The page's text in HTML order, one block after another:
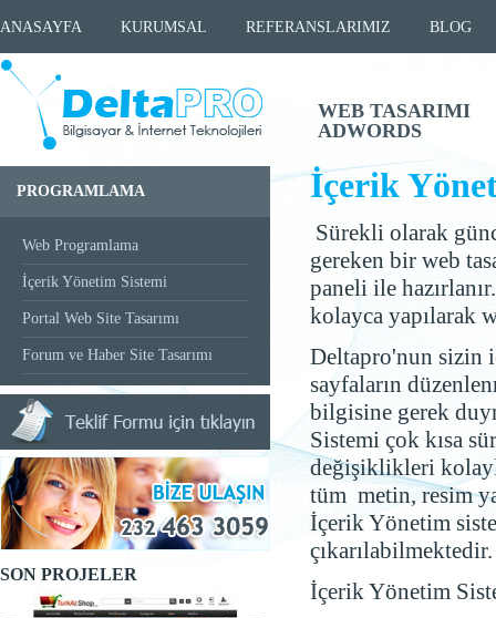
ANASAYFA KURUMSAL REFERANSLARIMIZ BLOG
WEB TASARIMI
ADWORDS
PROGRAMLAMA
Web Programlama
İçerik Yönetim Sistemi
Portal Web Site Tasarımı
Forum ve Haber Site Tasarımı
SON PROJELER
İçerik
Sürekli olarak
gereken bir web
paneli ile
kolayca yapılarak
Deltapro'nun sizin
sayfaların
bilgisine gerek
Sistemi çok kısa
değişiklikleri
tüm metin, resim
İçerik Yönetim
çıkarılabilmektedir.
İçerik Yönetim